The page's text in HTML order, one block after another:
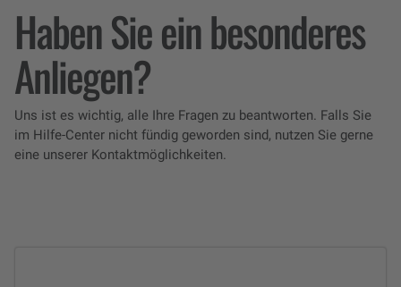
Haben Sie ein besonderes
Anliegen?
Uns ist es wichtig, alle Ihre Fragen zu beantworten. Falls Sie
im Hilfe-Center nicht fündig geworden sind, nutzen Sie gerne
eine unserer Kontaktmöglichkeiten.